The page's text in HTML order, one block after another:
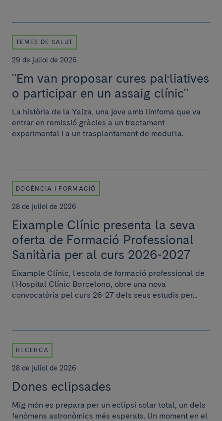
TEMES DE SALUT
29 de juliol de 2026
"Em van proposar cures pal·liatives
o participar en un assaig clínic"
La història de la Yaiza, una jove amb limfoma que va
entrar en remissió gràcies a un tractament
experimental i a un trasplantament de medul·la.
DOCÈNCIA I FORMACIÓ
28 de juliol de 2026
Eixample Clínic presenta la seva
oferta de Formació Professional
Sanitària per al curs 2026-2027
Eixample Clínic, l'escola de formació professional de
l'Hospital Clínic Barcelona, obre una nova
convocatòria pel curs 26-27 dels seus estudis per...
RECERCA
28 de juliol de 2026
Dones eclipsades
Mig món es prepara per un eclipsi solar total, un dels
fenòmens astronòmics més esperats. Un moment en el